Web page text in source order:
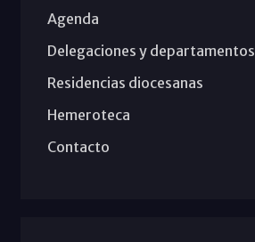
Agenda
Delegaciones y departamentos
Residencias diocesanas
Hemeroteca
Contacto